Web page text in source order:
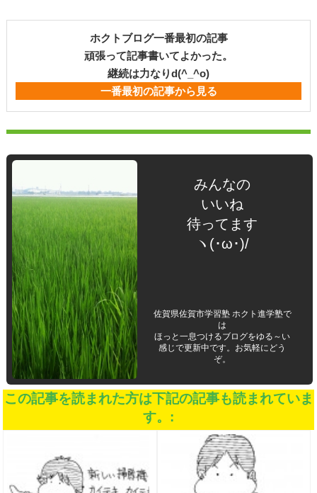
ホクトブログ一番最初の記事
頑張って記事書いてよかった。
継続は力なりd(^_^o)
一番最初の記事から見る
みんなの
いいね
待ってます
ヽ(･ω･)/
佐賀県佐賀市学習塾 ホクト進学塾で
は
ほっと一息つけるブログをゆる～い
感じで更新中です。お気軽にどう
ぞ。
この記事を読まれた方は下記の記事も読まれていま
す。: